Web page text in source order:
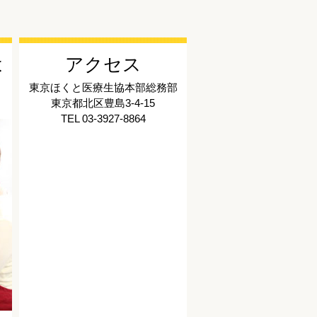
アクセス
東京ほくと医療生協本部総務部
東京都北区豊島3-4-15
TEL 03-3927-8864